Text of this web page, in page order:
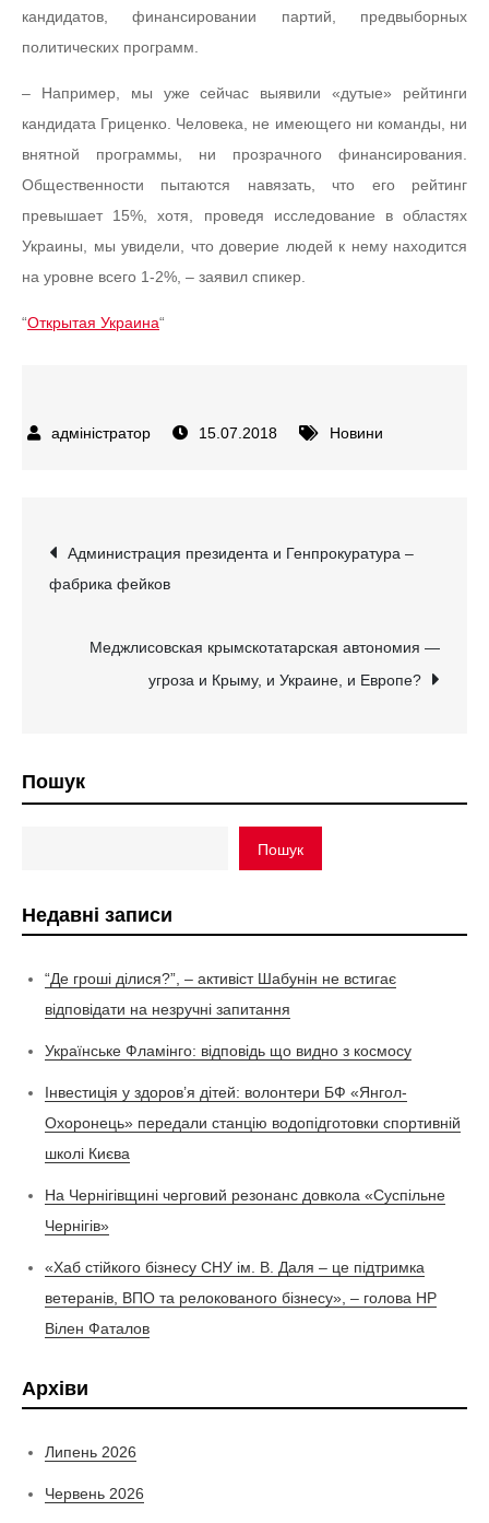
кандидатов, финансировании партий, предвыборных
политических программ.
– Например, мы уже сейчас выявили «дутые» рейтинги
кандидата Гриценко. Человека, не имеющего ни команды, ни
внятной программы, ни прозрачного финансирования.
Общественности пытаются навязать, что его рейтинг
превышает 15%, хотя, проведя исследование в областях
Украины, мы увидели, что доверие людей к нему находится
на уровне всего 1-2%, – заявил спикер.
“Открытая Украина“
15.07.2018 Новини
Навігація
записів
Администрация президента и Генпрокуратура –
фабрика фейков
Меджлисовская крымскотатарская автономия —
угроза и Крыму, и Украине, и Европе?
Пошук
Пошук
Недавні записи
“Де гроші ділися?”, – активіст Шабунін не встигає
відповідати на незручні запитання
Українське Фламінго: відповідь що видно з космосу
Інвестиція у здоров’я дітей: волонтери БФ «Янгол-
Охоронець» передали станцію водопідготовки спортивній
школі Києва
На Чернігівщині черговий резонанс довкола «Суспільне
Чернігів»
«Хаб стійкого бізнесу СНУ ім. В. Даля – це підтримка
ветеранів, ВПО та релокованого бізнесу», – голова НР
Вілен Фаталов
Архіви
Липень 2026
Червень 2026